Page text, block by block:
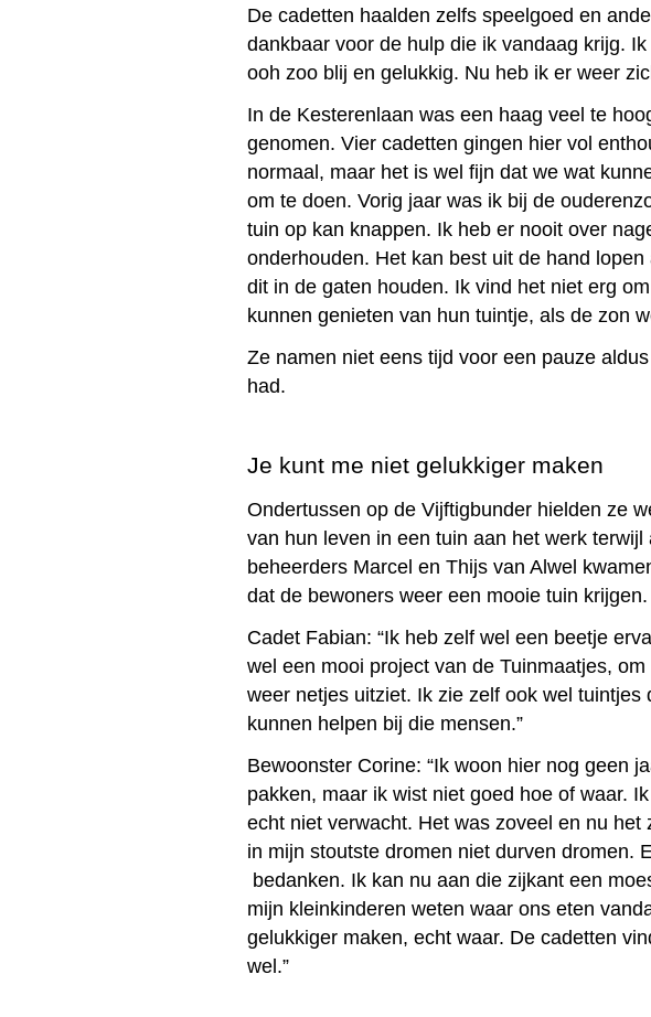
De cadetten haalden zelfs speelgoed en
dankbaar voor de hulp die ik vandaag krijg.
ooh zoo blij en gelukkig. Nu heb ik er weer
In de Kesterenlaan was een haag veel te
genomen. Vier cadetten gingen hier vol
normaal, maar het is wel fijn dat we wat
om te doen. Vorig jaar was ik bij de
tuin op kan knappen. Ik heb er nooit over
onderhouden. Het kan best uit de hand
dit in de gaten houden. Ik vind het niet erg
kunnen genieten van hun tuintje, als de zon
Ze namen niet eens tijd voor een pauze
had.
Je kunt me niet gelukkiger maken
Ondertussen op de Vijftigbunder hielden ze
van hun leven in een tuin aan het werk
beheerders Marcel en Thijs van Alwel
dat de bewoners weer een mooie tuin krijgen.
Cadet Fabian: “Ik heb zelf wel een beetje
wel een mooi project van de Tuinmaatjes,
weer netjes uitziet. Ik zie zelf ook wel
kunnen helpen bij die mensen.”
Bewoonster Corine: “Ik woon hier nog geen
pakken, maar ik wist niet goed hoe of waar.
echt niet verwacht. Het was zoveel en nu
in mijn stoutste dromen niet durven dromen.
bedanken. Ik kan nu aan die zijkant een
mijn kleinkinderen weten waar ons eten
gelukkiger maken, echt waar. De cadetten
wel.”